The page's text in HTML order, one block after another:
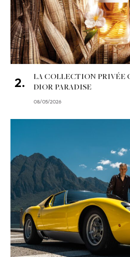
LA COLLECTION PRIVÉE
DIOR PARADISE
08/05/2026